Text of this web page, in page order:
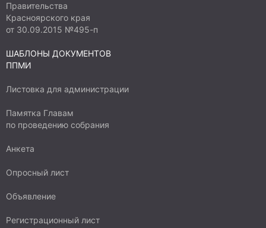
Правительства
Красноярского края
от 30.09.2015 №495-п
ШАБЛОНЫ ДОКУМЕНТОВ
ППМИ
Листовка для администрации
Памятка Главам
по проведению собрания
Анкета
Опросный лист
Объявление
Регистрационный лист